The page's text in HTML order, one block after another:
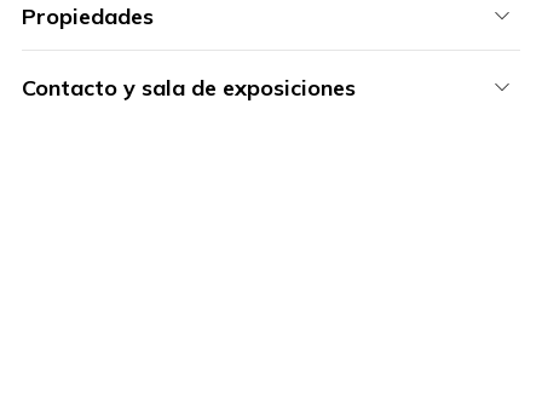
Propiedades
Contacto y sala de exposiciones